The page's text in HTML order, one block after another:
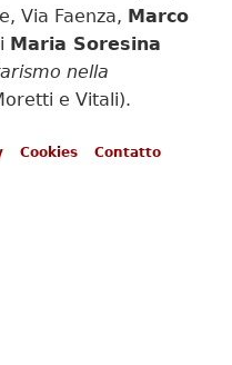
Via Faenza, Marco
Maria Soresina
nella
e Vitali).
Cookies Contatto